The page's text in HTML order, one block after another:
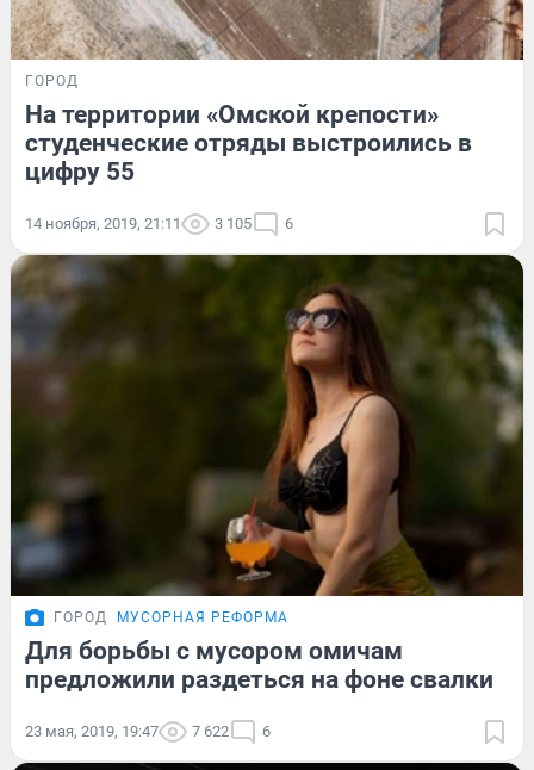
ГОРОД
На территории «Омской крепости»
студенческие отряды выстроились в
цифру 55
14 ноября, 2019, 21:11 3 105 6
ГОРОД МУСОРНАЯ РЕФОРМА
Для борьбы с мусором омичам
предложили раздеться на фоне свалки
23 мая, 2019, 19:47 7 622 6